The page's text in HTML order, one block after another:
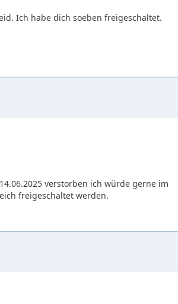
Ich habe dich soeben freigeschaltet.
verstorben ich würde gerne im
freigeschaltet werden.